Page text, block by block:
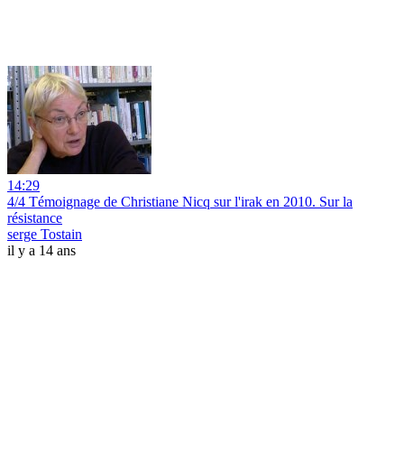
14:29
4/4 Témoignage de Christiane Nicq sur l'irak en 2010. Sur la
résistance
serge Tostain
il y a 14 ans